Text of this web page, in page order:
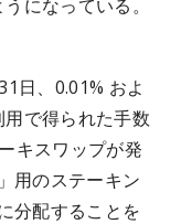
になっている。
日、0.01% およ
で得られた手数
キスワップが発
用のステーキン
分配することを